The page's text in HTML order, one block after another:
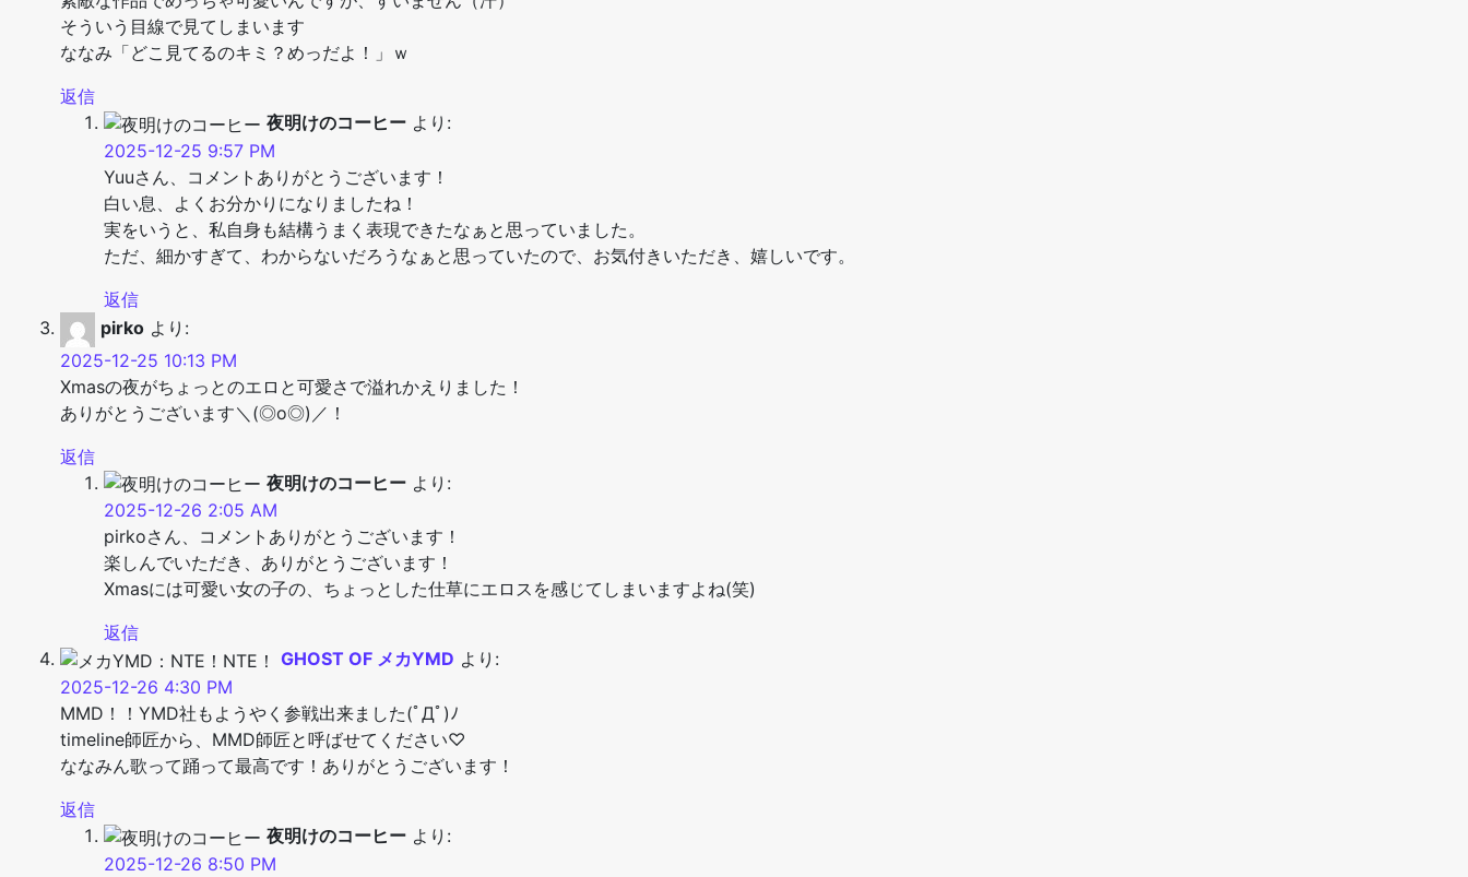
そういう目線で見てしまいます
ななみ「どこ見てるのキミ？めっだよ！」ｗ
返信
夜明けのコーヒー より:
2025-12-25 9:57 PM
Yuuさん、コメントありがとうございます！
白い息、よくお分かりになりましたね！
実をいうと、私自身も結構うまく表現できたなぁと思っていました。
ただ、細かすぎて、わからないだろうなぁと思っていたので、お気付きいただき、嬉しいです。
返信
pirko より:
2025-12-25 10:13 PM
Xmasの夜がちょっとのエロと可愛さで溢れかえりました！
ありがとうございます＼(◎o◎)／！
返信
夜明けのコーヒー より:
2025-12-26 2:05 AM
pirkoさん、コメントありがとうございます！
楽しんでいただき、ありがとうございます！
Xmasには可愛い女の子の、ちょっとした仕草にエロスを感じてしまいますよね(笑)
返信
GHOST OF メカYMD より:
2025-12-26 4:30 PM
MMD！！YMD社もようやく参戦出来ました(ﾟДﾟ)ﾉ
timeline師匠から、MMD師匠と呼ばせてください♡
ななみん歌って踊って最高です！ありがとうございます！
返信
夜明けのコーヒー より:
2025-12-26 8:50 PM